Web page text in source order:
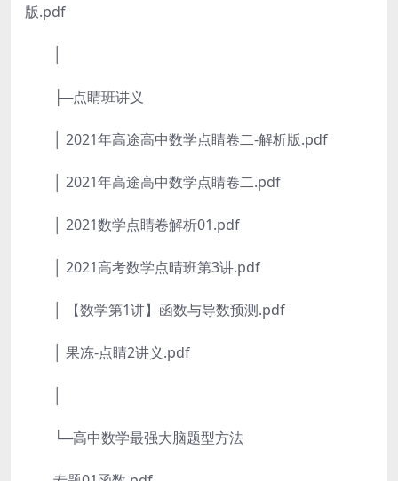
版.pdf
├─点睛班讲义
│ 2021年高途高中数学点睛卷二-解析版.pdf
│ 2021年高途高中数学点睛卷二.pdf
│ 2021数学点睛卷解析01.pdf
│ 2021高考数学点晴班第3讲.pdf
│ 【数学第1讲】函数与导数预测.pdf
│ 果冻-点睛2讲义.pdf
└─高中数学最强大脑题型方法